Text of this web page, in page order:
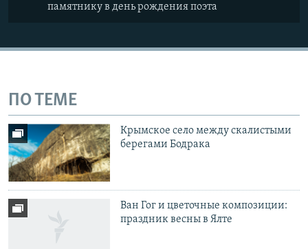
памятнику в день рождения поэта
ПО ТЕМЕ
Крымское село между скалистыми
берегами Бодрака
Ван Гог и цветочные композиции:
праздник весны в Ялте